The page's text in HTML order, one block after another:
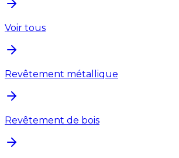
Voir tous
Revêtement métallique
Revêtement de bois